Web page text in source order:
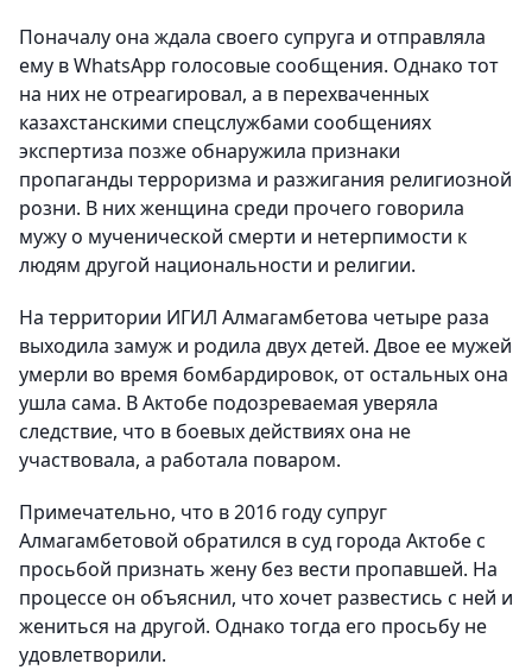
Поначалу она ждала своего супруга и отправляла
ему в WhatsApp голосовые сообщения. Однако тот
на них не отреагировал, а в перехваченных
казахстанскими спецслужбами сообщениях
экспертиза позже обнаружила признаки
пропаганды терроризма и разжигания религиозной
розни. В них женщина среди прочего говорила
мужу о мученической смерти и нетерпимости к
людям другой национальности и религии.
На территории ИГИЛ Алмагамбетова четыре раза
выходила замуж и родила двух детей. Двое ее мужей
умерли во время бомбардировок, от остальных она
ушла сама. В Актобе подозреваемая уверяла
следствие, что в боевых действиях она не
участвовала, а работала поваром.
Примечательно, что в 2016 году супруг
Алмагамбетовой обратился в суд города Актобе с
просьбой признать жену без вести пропавшей. На
процессе он объяснил, что хочет развестись с ней и
жениться на другой. Однако тогда его просьбу не
удовлетворили.